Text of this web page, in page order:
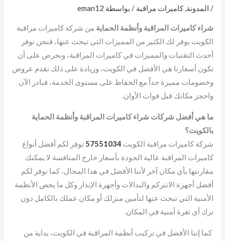
/ المدونة,كاميرات مراقبة / بواسطة eman12
شراء كاميرات المراقبة وأنظمة الحماية من شركة كاميرات مراقبة
الكويت يوفر لك الكثير من المميزات التي تبحث عنها، فنحن نوفر
أحدث التقنيات والمميزات في كاميرات المراقبة، ونحرص على أن
تكون أسعارنا هي الأفضل في الكويت، وزيادة على ذلك نقدم عروض
وخصومات مميزة جداً مع الحفاظ على مستوى الخدمة، فبادر الآن
واحجز مكانك قبل فوات الأوان.
ما هي أفضل شركات شراء كاميرات المراقبة وأنظمة الحماية
بالكويت؟
شركة كاميرات مراقبة الكويت 57551034توفر لكم أفضل أنواع
كاميرات المراقبة عالية الجودة بأسعار خارج المنافسة لا يمكنك
مقارنتها بأي مكان آخر لأننا الأفضل في هذا المجال، كما نوفر لكم
أفضل أجهزة الانتركم والبدالات وأجهزة الإنذار وكل ما يخص الأنظمة
الأمنية التي تبحث عنها لتأمين منزلك أو مكان عملك بالكامل دون
ترك أي ثغرة أمنية في المكان.
كما إننا الأفضل في تركيب أنظمة المراقبة في الكويت، بداية من